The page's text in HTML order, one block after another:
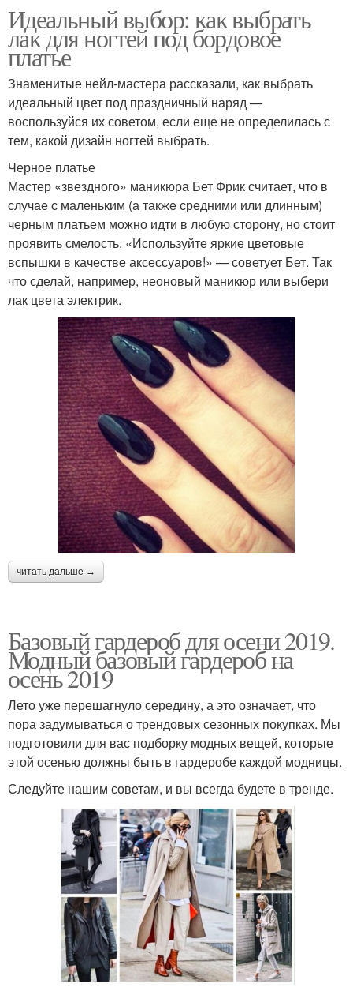
Идеальный выбор: как выбрать
лак для ногтей под бордовое
платье
Знаменитые нейл-мастера рассказали, как выбрать
идеальный цвет под праздничный наряд —
воспользуйся их советом, если еще не определилась с
тем, какой дизайн ногтей выбрать.
Черное платье
Мастер «звездного» маникюра Бет Фрик считает, что в
случае с маленьким (а также средними или длинным)
черным платьем можно идти в любую сторону, но стоит
проявить смелость. «Используйте яркие цветовые
вспышки в качестве аксессуаров!» — советует Бет. Так
что сделай, например, неоновый маникюр или выбери
лак цвета электрик.
читать дальше →
Базовый гардероб для осени 2019.
Модный базовый гардероб на
осень 2019
Лето уже перешагнуло середину, а это означает, что
пора задумываться о трендовых сезонных покупках. Мы
подготовили для вас подборку модных вещей, которые
этой осенью должны быть в гардеробе каждой модницы.
Следуйте нашим советам, и вы всегда будете в тренде.